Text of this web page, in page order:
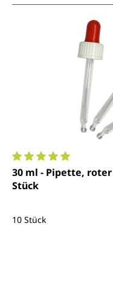
Durchschnittliche
30 ml - Pipette, roter
Stück
10 Stück